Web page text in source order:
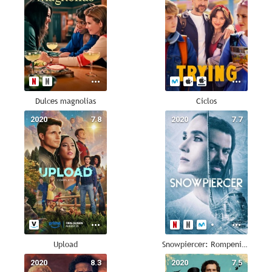
Dulces magnolias Ciclos
7.8
2020
Upload
7.7
2020
Snowpiercer: Rompenieves
8.3
2020 7.5
2020